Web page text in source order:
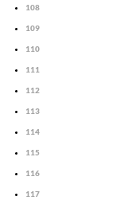
108
109
110
111
112
113
114
115
116
117